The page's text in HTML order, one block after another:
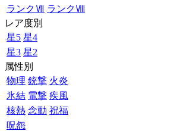
ランクⅦ ランクⅧ
レア度別
星5 星4
星3 星2
属性別
物理 銃撃 火炎
氷結 電撃 疾風
核熱 念動 祝福
呪怨